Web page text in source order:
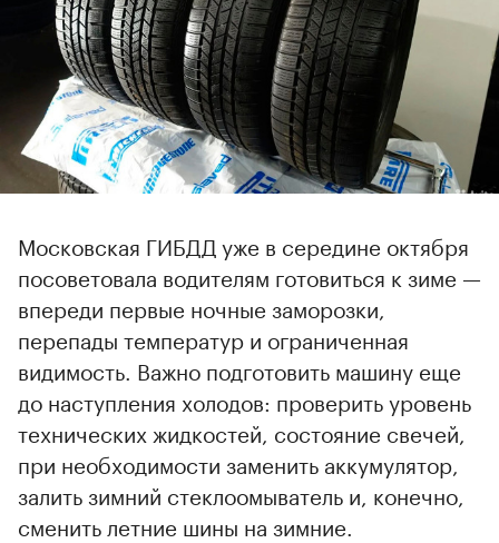
Московская ГИБДД уже в середине октября
посоветовала водителям готовиться к зиме —
впереди первые ночные заморозки,
перепады температур и ограниченная
видимость. Важно подготовить машину еще
до наступления холодов: проверить уровень
технических жидкостей, состояние свечей,
при необходимости заменить аккумулятор,
залить зимний стеклоомыватель и, конечно,
сменить летние шины на зимние.